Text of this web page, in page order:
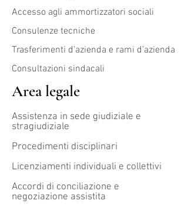
Accesso agli ammortizzatori sociali
Consulenze tecniche
Trasferimenti d’azienda e rami d’azienda
Consultazioni sindacali
Area legale
Assistenza in sede giudiziale e
stragiudiziale
Procedimenti disciplinari
Licenziamenti individuali e collettivi
Accordi di conciliazione e
negoziazione assistita